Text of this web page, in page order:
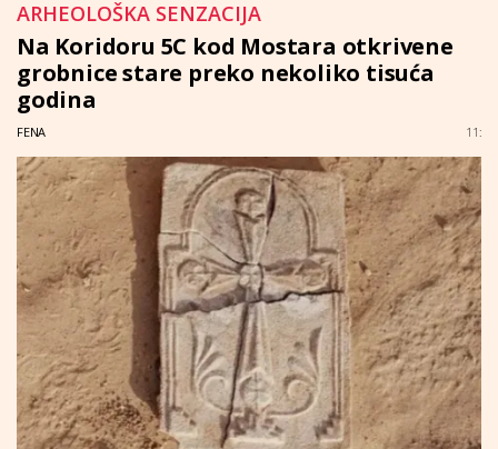
ARHEOLOŠKA SENZACIJA
Na Koridoru 5C kod Mostara otkrivene
grobnice stare preko nekoliko tisuća
godina
FENA 11: